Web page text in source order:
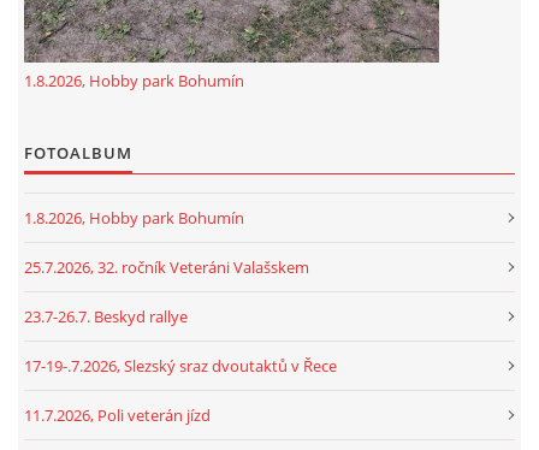
1.8.2026, Hobby park Bohumín
FOTOALBUM
1.8.2026, Hobby park Bohumín
25.7.2026, 32. ročník Veteráni Valašskem
23.7-26.7. Beskyd rallye
17-19-.7.2026, Slezský sraz dvoutaktů v Řece
11.7.2026, Poli veterán jízd